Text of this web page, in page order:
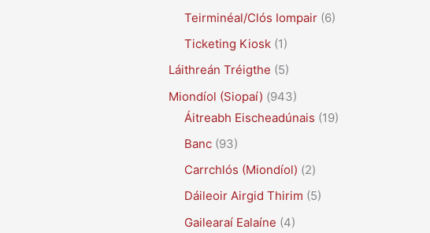
Teirminéal/Clós Iompair (6)
Ticketing Kiosk (1)
Láithreán Tréigthe (5)
Miondíol (Siopaí) (943)
Áitreabh Eischeadúnais (19)
Banc (93)
Carrchlós (Miondíol) (2)
Dáileoir Airgid Thirim (5)
Gailearaí Ealaíne (4)